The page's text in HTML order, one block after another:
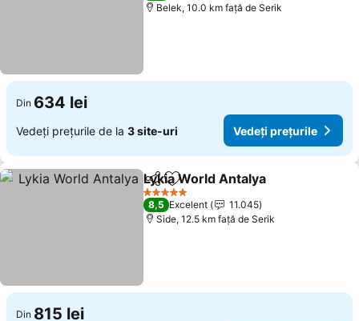
Belek, 10.0 km faţă de Serik
Din 634 lei
Vedeți prețurile de la 3 site-uri Vedeți prețurile
DistribuițiAdăugaţi la favorite
Lykia World Antalya
5 Stele
8,5 Excelent
11.045
Side, 12.5 km faţă de Serik
Din 815 lei